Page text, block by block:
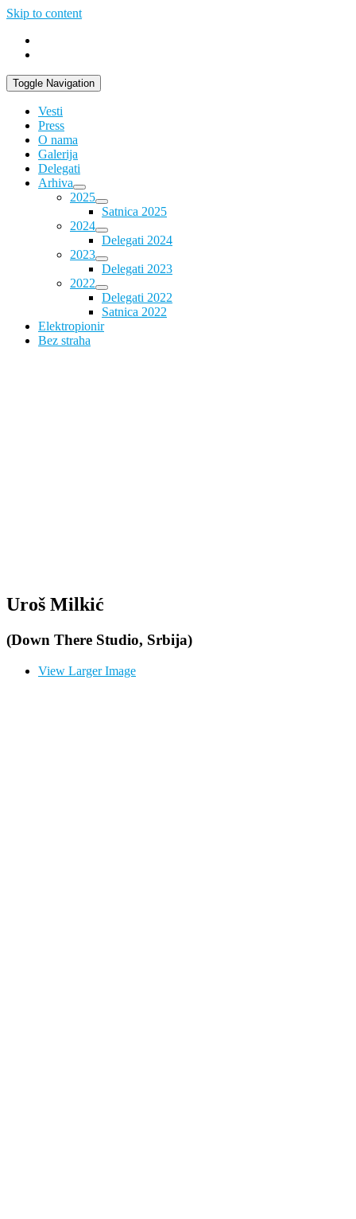
Skip to content
Toggle Navigation
Vesti
Press
O nama
Galerija
Delegati
Arhiva
2025
Satnica 2025
2024
Delegati 2024
2023
Delegati 2023
2022
Delegati 2022
Satnica 2022
Elektropionir
Bez straha
Uroš Milkić
(Down There Studio, Srbija)
View Larger Image